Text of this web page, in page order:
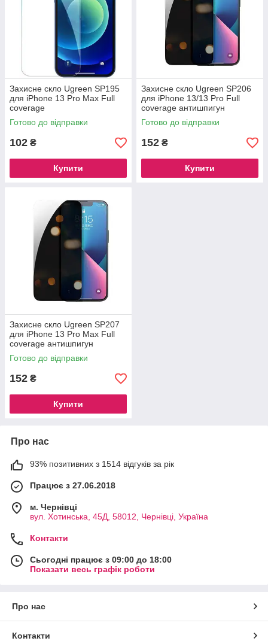
Захисне скло Ugreen SP195
для iPhone 13 Pro Max Full
coverage
Готово до відправки
102 ₴
Купити
Захисне скло Ugreen SP206
для iPhone 13/13 Pro Full
coverage антишпигун
Готово до відправки
152 ₴
Купити
Захисне скло Ugreen SP207
для iPhone 13 Pro Max Full
coverage антишпигун
Готово до відправки
152 ₴
Купити
Про нас
93% позитивних з 1514 відгуків за рік
Працює з 27.06.2018
м. Чернівці
вул. Хотинська, 45Д, 58012, Чернівці, Україна
Контакти
Сьогодні працює з 09:00 до 18:00
Показати весь графік роботи
Про нас
Контакти